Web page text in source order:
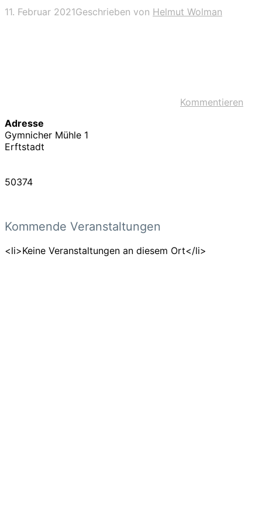
11. Februar 2021Geschrieben von Helmut Wolman
Kommentieren
Adresse
Gymnicher Mühle 1
Erftstadt
50374
Kommende Veranstaltungen
<li>Keine Veranstaltungen an diesem Ort</li>